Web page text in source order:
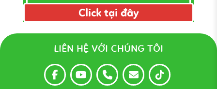
Click tại đây
LIÊN HỆ VỚI CHÚNG TÔI